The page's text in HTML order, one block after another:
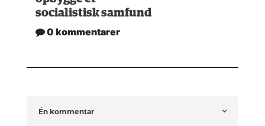
socialistisk samfund
0 kommentarer
Én kommentar